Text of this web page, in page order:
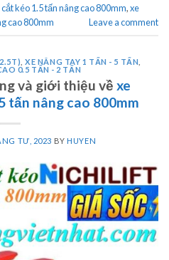
kéo 1.5 tấn nâng cao 800mm,xe
cao 800mm
Leave a comment
,XE NÂNG TAY 1 TẤN - 5 TẤN
0.5 TẤN - 2 TẤN
và giới thiệu về xe
tấn nâng cao 800mm
TƯ, 2023 BYHUYEN